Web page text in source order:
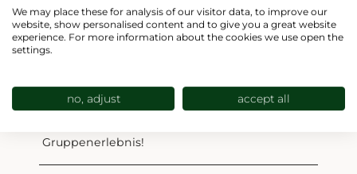
Gruppen bis zu 25 Personen: „Grillen am Tisch“!
Dabei wird das Essen direkt auf Zeranfeldern,
die in den Tischen eingelassen sind,
zubereitet. Da der Grillvorgang ohne die
Dunstabzugshauben über den Zeranfeldern
installiert sind, kommt es zu keiner
Gruppenerlebnis!
We may place these for analysis of our visitor data, to improve our
website, show personalised content and to give you a great website
experience. For more information about the cookies we use open the
settings.
no, adjust accept all